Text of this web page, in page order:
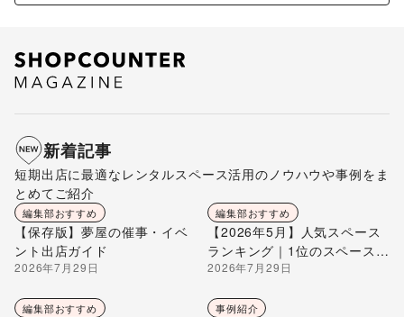
新着記事
短期出店に最適なレンタルスペース活用のノウハウや事例をま
とめてご紹介
編集部おすすめ
【保存版】夢屋の催事・イベ
ント出店ガイド
2026年7月29日
編集部おすすめ
【2026年5月】人気スペース
ランキング｜1位のスペースを
編集部が解説
2026年7月29日
編集部おすすめ 事例紹介